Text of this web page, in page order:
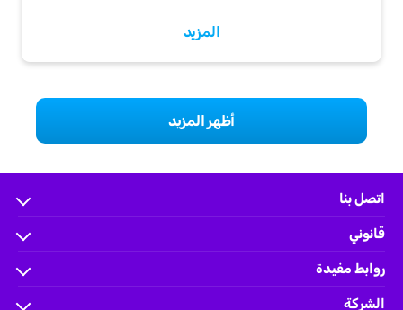
المزيد
أظهر المزيد
الشركة
روابط مفيدة
حسابي
قانوني
الشروط والأحكام
لوائح وأنظمة هيئة التأمين
اتصل بنا
الأسئلة الشائعة
help.wakeel@ace-gallagher.com
800 304 0040
(+966) 9200-51000 x 5548